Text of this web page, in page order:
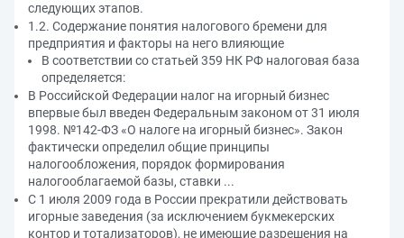
следующих этапов.
1.2. Содержание понятия налогового бремени для
предприятия и факторы на него влияющие
В соответствии со статьей 359 НК РФ налоговая база
определяется:
В Российской Федерации налог на игорный бизнес
впервые был введен Федеральным законом от 31 июля
1998. №142-ФЗ «О налоге на игорный бизнес». Закон
фактически определил общие принципы
налогообложения, порядок формирования
налогооблагаемой базы, ставки ...
С 1 июля 2009 года в России прекратили действовать
игорные заведения (за исключением букмекерских
контор и тотализаторов), не имеющие разрешения на